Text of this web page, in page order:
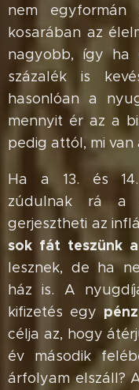
nem egyformán
kosarában az
nagyobb, így ha
százalék is
hasonlóan a
mennyit ér az a
pedig attól, mi
Ha a 13. és
zúdulnak rá a
gerjesztheti az
sok fát teszünk
lesznek, de ha
ház is. A
kifizetés egy
célja az, hogy
év második
árfolyam elszáll?